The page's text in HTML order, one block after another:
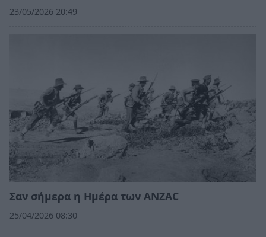
23/05/2026 20:49
Σαν σήμερα η Ημέρα των ANZAC
25/04/2026 08:30